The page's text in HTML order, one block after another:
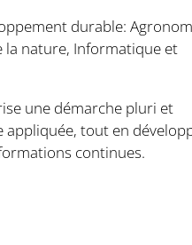
durable:
la nature, Informatique et
une démarche pluri et
appliquée, tout en
continues.